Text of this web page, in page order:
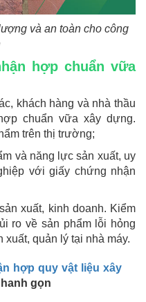
và an toàn cho công
hợp chuẩn vữa
khách hàng và nhà thầu
chuẩn vữa xây dựng.
trên thị trường;
và năng lực sản xuất, uy
với giấy chứng nhận
xuất, kinh doanh. Kiểm
ro về sản phẩm lỗi hỏng
quản lý tại nhà máy.
hợp quy vật liệu xây
gọn